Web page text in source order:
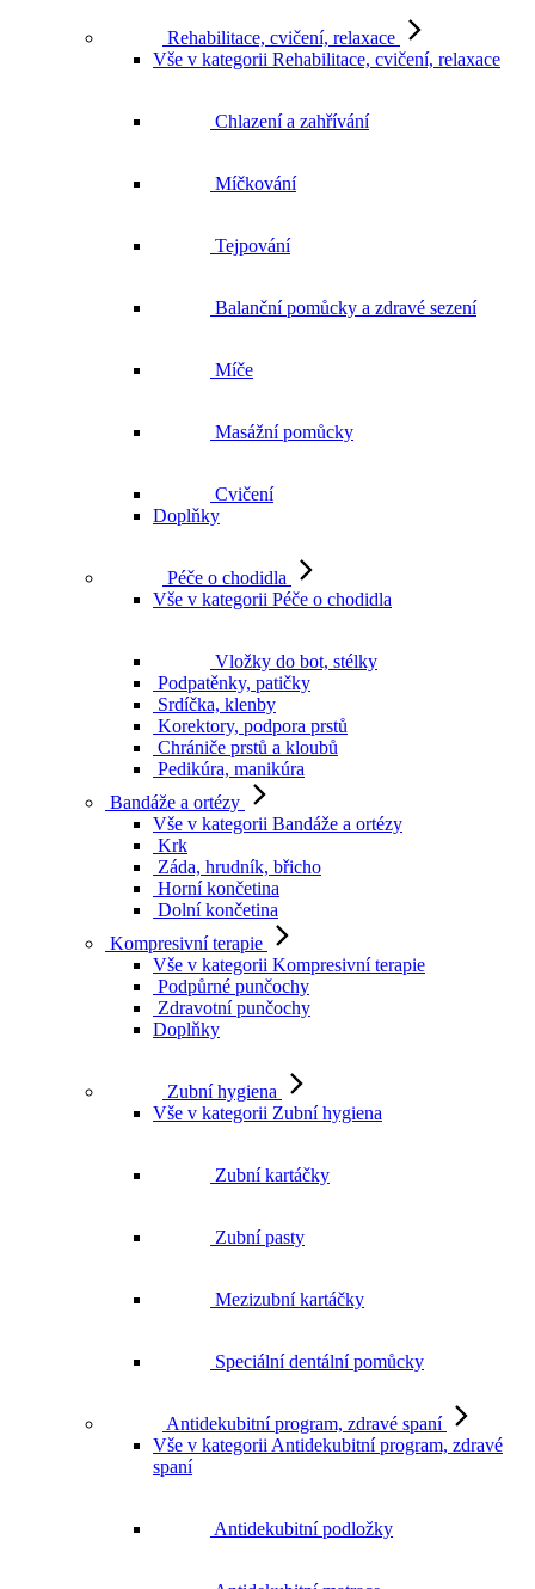
Rehabilitace, cvičení, relaxace
Vše v kategorii Rehabilitace, cvičení, relaxace
Chlazení a zahřívání
Míčkování
Tejpování
Balanční pomůcky a zdravé sezení
Míče
Masážní pomůcky
Cvičení
Doplňky
Péče o chodidla
Vše v kategorii Péče o chodidla
Vložky do bot, stélky
Podpatěnky, patičky
Srdíčka, klenby
Korektory, podpora prstů
Chrániče prstů a kloubů
Pedikúra, manikúra
Bandáže a ortézy
Vše v kategorii Bandáže a ortézy
Krk
Záda, hrudník, břicho
Horní končetina
Dolní končetina
Kompresivní terapie
Vše v kategorii Kompresivní terapie
Podpůrné punčochy
Zdravotní punčochy
Doplňky
Vše v kategorii Zubní hygiena
Vše v kategorii Antidekubitní program, zdravé
spaní